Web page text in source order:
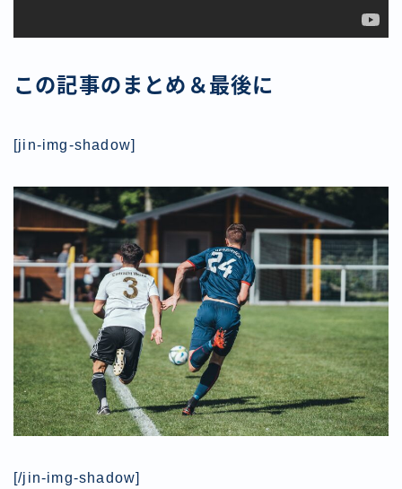
この記事のまとめ＆最後に
[jin-img-shadow]
[/jin-img-shadow]